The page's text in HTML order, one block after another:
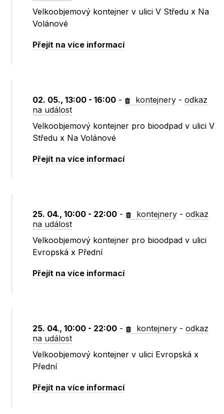
Velkoobjemový kontejner v ulici V Středu x Na
Volánové
Přejít na více informací
02. 05., 13:00 - 16:00 - kontejnery -odkaz
na událost
Velkoobjemový kontejner pro bioodpad v ulici V
Středu x Na Volánové
Přejít na více informací
25. 04., 10:00 - 22:00 - kontejnery -odkaz
na událost
Velkoobjemový kontejner pro bioodpad v ulici
Evropská x Přední
Přejít na více informací
25. 04., 10:00 - 22:00 - kontejnery -odkaz
na událost
Velkoobjemový kontejner v ulici Evropská x
Přední
Přejít na více informací